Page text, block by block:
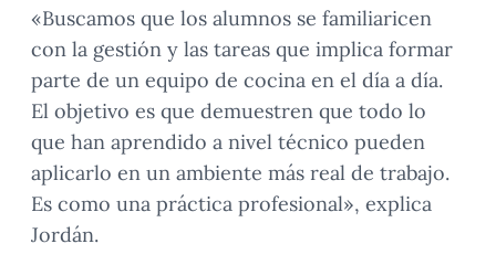
«Buscamos que los alumnos se familiaricen
con la gestión y las tareas que implica formar
parte de un equipo de cocina en el día a día.
El objetivo es que demuestren que todo lo
que han aprendido a nivel técnico pueden
aplicarlo en un ambiente más real de trabajo.
Es como una práctica profesional», explica
Jordán.